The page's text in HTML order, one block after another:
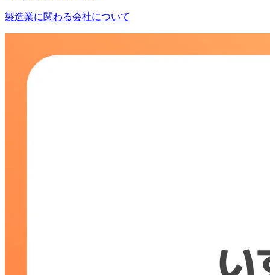
製造業に関わる会社について